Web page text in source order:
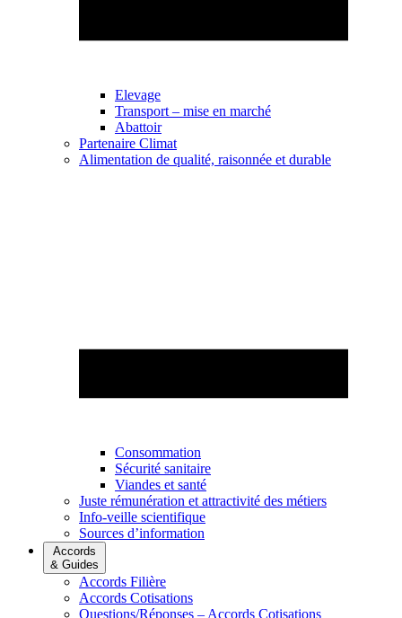
Elevage
Transport – mise en marché
Abattoir
Partenaire Climat
Alimentation de qualité, raisonnée et durable
Consommation
Sécurité sanitaire
Viandes et santé
Juste rémunération et attractivité des métiers
Info-veille scientifique
Sources d’information
Accords
& Guides
Accords Filière
Accords Cotisations
Questions/Réponses – Accords Cotisations